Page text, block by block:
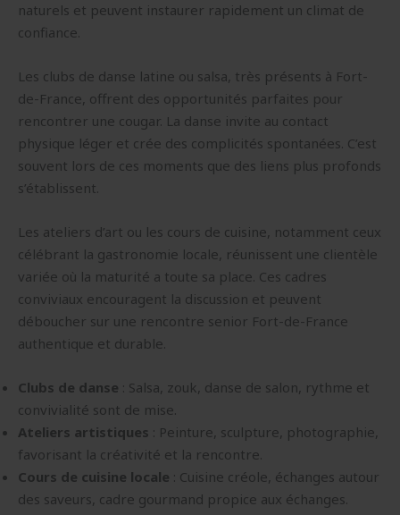
naturels et peuvent instaurer rapidement un climat de
confiance.
Les clubs de danse latine ou salsa, très présents à Fort-
de-France, offrent des opportunités parfaites pour
rencontrer une cougar. La danse invite au contact
physique léger et crée des complicités spontanées. C’est
souvent lors de ces moments que des liens plus profonds
s’établissent.
Les ateliers d’art ou les cours de cuisine, notamment ceux
célébrant la gastronomie locale, réunissent une clientèle
variée où la maturité a toute sa place. Ces cadres
conviviaux encouragent la discussion et peuvent
déboucher sur une rencontre senior Fort-de-France
authentique et durable.
Clubs de danse : Salsa, zouk, danse de salon, rythme et
convivialité sont de mise.
Ateliers artistiques : Peinture, sculpture, photographie,
favorisant la créativité et la rencontre.
Cours de cuisine locale : Cuisine créole, échanges autour
des saveurs, cadre gourmand propice aux échanges.